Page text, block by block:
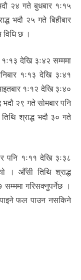
२४ गते बुधबार १ः१५
भदौ २५ गते बिहीबार
विधि छ ।
देखि ३ः४२ सम्ममा
१ः१३ देखि ३ः४१
१ः१२ देखि ३ः४०
भदौ २९ गते सोमबार पनि
श्राद्ध भदौ ३० गते
पनि १ः११ देखि ३ः३८
। औँसी तिथि श्राद्ध
गरिसक्नुपर्नेछ ।
पाइने फल पाउन नसकिने